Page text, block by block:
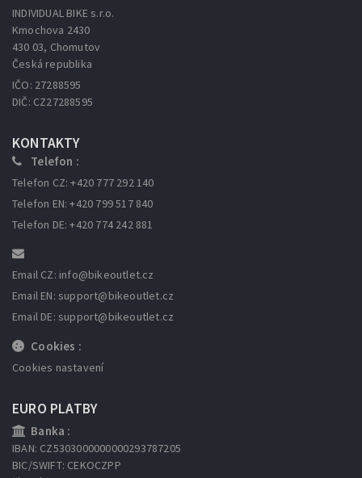
INDIVIDUAL BIKE s.r.o.
Kmochova 2430
430 03, Chomutov
Česká republika
IČO: 27288595
DIČ: CZ27288595
KONTAKTY
Telefon :
Telefon CZ: +420 777 292 140
Telefon EN: +420 799 517 840
Telefon DE: +420 774 242 881
Email CZ: info@bikeoutlet.cz
Email EN: support@bikeoutlet.cz
Email DE: support@bikeoutlet.cz
Cookies :
Cookies nastavení
EURO PLATBY
Banka :
IBAN: CZ5303000000000293787205
BIC/SWIFT: CEKOCZPP